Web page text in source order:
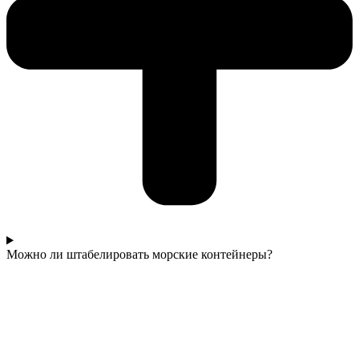
Можно ли штабелировать морские контейнеры?